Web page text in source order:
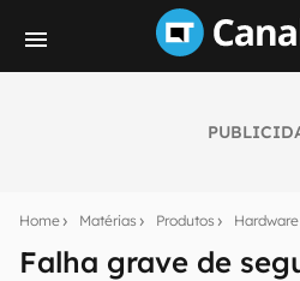
Home Matérias Produtos Hardware
Falha grave de
notícias e reviews sobre
mão.